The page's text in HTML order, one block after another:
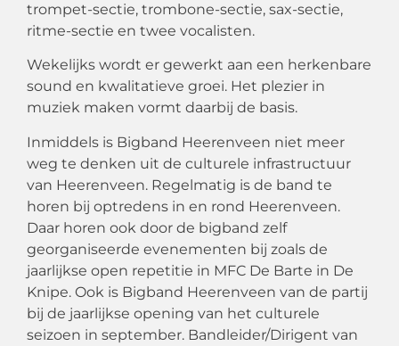
trompet-sectie, trombone-sectie, sax-sectie,
ritme-sectie en twee vocalisten.
Wekelijks wordt er gewerkt aan een herkenbare
sound en kwalitatieve groei. Het plezier in
muziek maken vormt daarbij de basis.
Inmiddels is Bigband Heerenveen niet meer
weg te denken uit de culturele infrastructuur
van Heerenveen. Regelmatig is de band te
horen bij optredens in en rond Heerenveen.
Daar horen ook door de bigband zelf
georganiseerde evenementen bij zoals de
jaarlijkse open repetitie in MFC De Barte in De
Knipe. Ook is Bigband Heerenveen van de partij
bij de jaarlijkse opening van het culturele
seizoen in september. Bandleider/Dirigent van